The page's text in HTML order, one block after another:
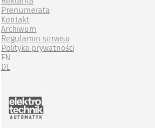
Prenumerata
Kontakt
Archiwum
Regulamin serwisu
Polityka prywatności
EN
DE